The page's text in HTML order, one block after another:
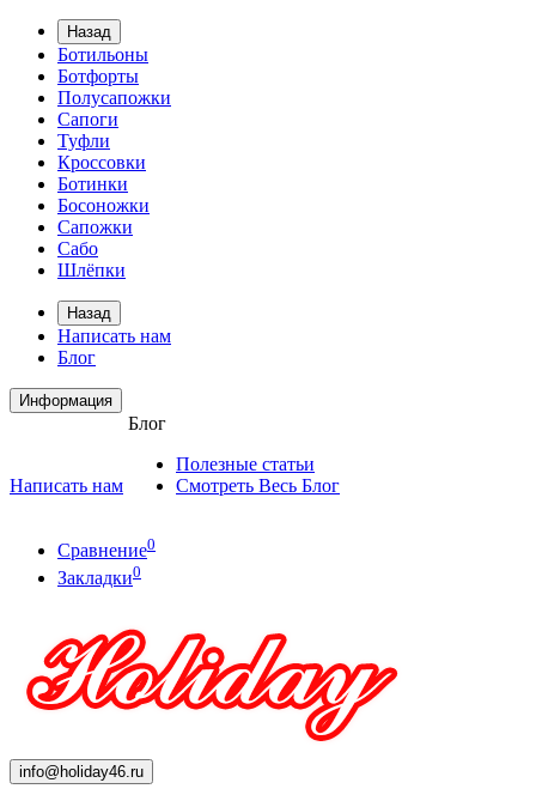
Назад
Ботильоны
Ботфорты
Полусапожки
Сапоги
Туфли
Кроссовки
Ботинки
Босоножки
Сапожки
Сабо
Шлёпки
Назад
Написать нам
Блог
Информация
Написать нам
Блог
Полезные статьи
Смотреть Весь Блог
Сравнение0
Закладки0
info@holiday46.ru